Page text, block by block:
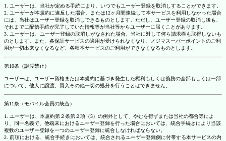
1. ユーザーは、当社が定める手続により、いつでもユーザー登録を取消しすることができます。
2. ユーザーが本規約に違反した場合、または12ヶ月間連続して本サービスを利用しなかった場合
には、当社はユーザー登録を取消しできるものとします。ただし、ユーザー登録の取消し後も、
それまでに配信手続が完了していた情報等が当社等からユーザーに届くことがあります。
3. ユーザーは、ユーザー登録の取消しがなされた場合、当社に対して何ら請求権も取得しないも
のとします。また、各保証サービスの適用が受けられなくなり、ノジマスーパーポイントのご利
用が一切出来なくなるなど、各種本サービスのご利用ができなくなるものとします。
第10条（譲渡禁止）
ユーザーは、ユーザー資格または本規約に基づき発生した権利もしくは義務の全部もしくは一部
について、他人に譲渡、質入その他一切の処分を行うことはできません。
第11条（モバイル会員の統合）
1. ユーザーは、本規約第２条第２項（5）の例外として、やむを得ずまたは当社の都合等によ
り、同一名義で、他端末におけるユーザー登録を行った場合においては、統合手続きにより当該
複数のユーザー登録を一つのユーザー登録に統合しなければならない。
2. 前項における、統合手続きにおいては、統合されるユーザー登録側に付帯する本サービスの内